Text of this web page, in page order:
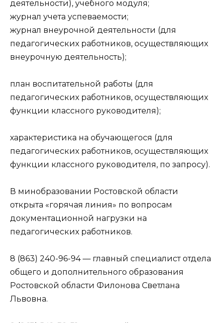
деятельности), учебного модуля;
журнал учета успеваемости;
журнал внеурочной деятельности (для
педагогических работников, осуществляющих
внеурочную деятельность);
план воспитательной работы (для
педагогических работников, осуществляющих
функции классного руководителя);
характеристика на обучающегося (для
педагогических работников, осуществляющих
функции классного руководителя, по запросу).
В минобразовании Ростовской области
открыта «горячая линия» по вопросам
документационной нагрузки на
педагогических работников.
8 (863) 240-96-94 — главный специалист отдела
общего и дополнительного образования
Ростовской области Филонова Светлана
Львовна.